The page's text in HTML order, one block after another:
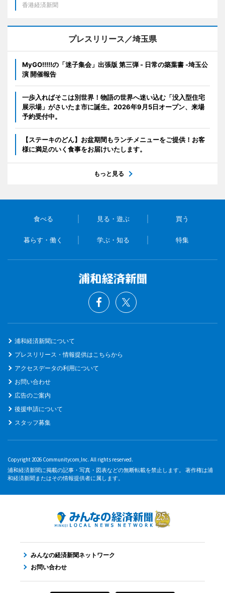
香港経済新聞
プレスリリース／埼玉県
MyGO!!!!!の「迷子集会」出張版 第三弾 - 日常の築葉書 -埼玉公
演 開催報告
一歩入ればそこは別世界！物語の世界へ迷い込む「没入型住宅
展示場」がさいたま市に誕生。2026年9月5日オープン、来場
予約受付中。
【ステーキのどん】お盆期間もランチメニューをご提供！お客
様に満足のいく食事をお届けいたします。
もっと見る
食べる 見る・遊ぶ 買う
暮らす・働く 学ぶ・知る 特集
浦和経済新聞について
プレスリリース・情報提供はこちらから
アクセスデータの利用について
お問い合わせ
広告のご案内
後援申請について
スタッフ募集
Copyright 2026 Communitycom,Inc. All rights reserved.
浦和経済新聞に掲載の記事・写真・図表などの無断転載を禁止します。 著作権は浦
和経済新聞またはその情報提供者に属します。
みんなの経済新聞ネットワーク
お問い合わせ